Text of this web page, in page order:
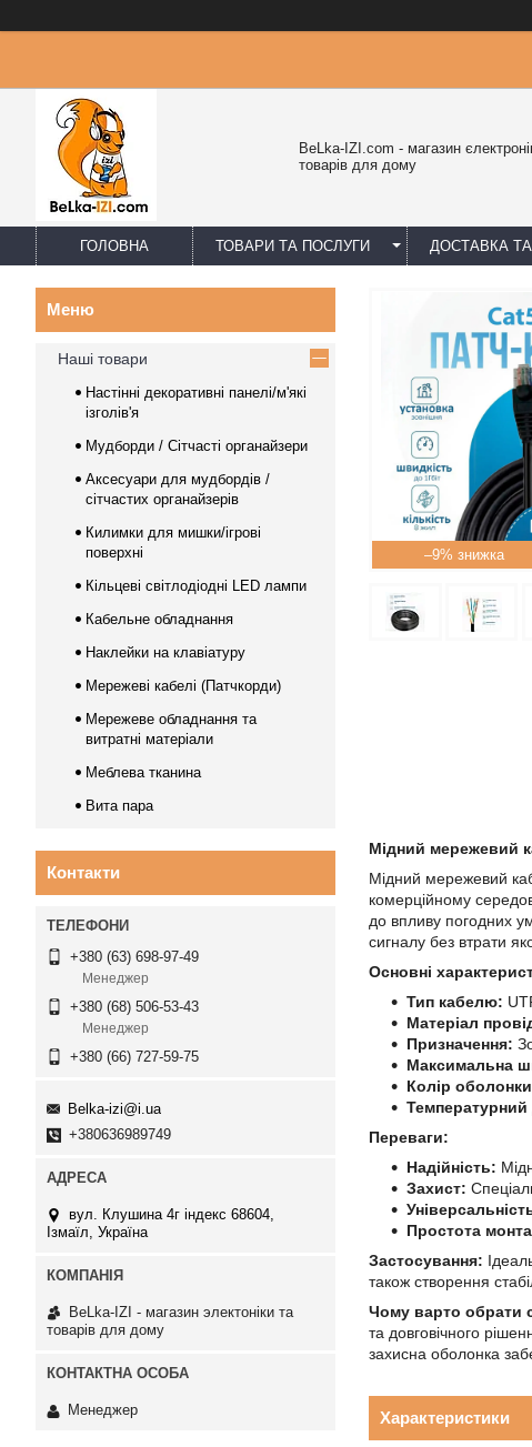
BeLka-IZI.com - магазин
товарів для дому
ГОЛОВНА ТОВАРИ ТА ПОСЛУГИ ДОСТАВКА
–9%
Мідний мережевий
Мідний мережевий
комерційному
до впливу погодних
сигналу без втрати
Основні
Тип кабелю:
Матеріал
Призначення:
Максимальна
Колір
Температурний
Переваги:
Надійність:
Захист:
Простота
Застосування:
також створення
Чому варто обрати
та довговічного
захисна оболонка
Характеристики
Наші товари
Настінні декоративні панелі/м'які
ізголів'я
Мудборди / Сітчасті органайзери
Аксесуари для мудбордів /
сітчастих органайзерів
Килимки для мишки/ігрові
поверхні
Кільцеві світлодіодні LED лампи
Кабельне обладнання
Наклейки на клавіатуру
Мережеві кабелі (Патчкорди)
Мережеве обладнання та
витратні матеріали
Меблева тканина
Вита пара
Контакти
+380 (63) 698-97-49
Менеджер
+380 (68) 506-53-43
Менеджер
+380 (66) 727-59-75
Belka-izi@i.ua
+380636989749
вул. Клушина 4г індекс 68604,
Ізмаїл, Україна
BeLka-IZI - магазин электоніки та
товарів для дому
Менеджер